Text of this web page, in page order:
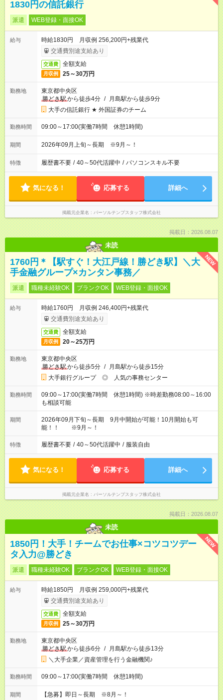
1830円の信託銀行
派遣 WEB登録・面接OK
給与
時給1830円 月収例 256,200円+残業代
交通費別途支給あり
交通費 全額支給
月収例 25～30万円
勤務地
東京都中央区
勝どき駅から徒歩4分 / 月島駅から徒歩9分
大手の信託銀行 ★ 外国証券のチーム
勤務時間 09:00～17:00(実働7時間 休憩1時間)
期間 2026年09月上旬～長期 ※9月～！
特徴 履歴書不要 / 40～50代活躍中 / パソコンスキル不要
気になる！ 応募する 詳細へ
掲載元企業名 パーソルテンプスタッフ株式会社
掲載日：2026.08.07
未読
NEW
1760円＊【駅すぐ！大江戸線！勝どき駅】＼大
手金融グループ×カンタン事務／
派遣 職種未経験OK ブランクOK WEB登録・面接OK
給与
時給1760円 月収例 246,400円+残業代
交通費別途支給あり
交通費 全額支給
月収例 20～25万円
勤務地
東京都中央区
勝どき駅から徒歩5分 / 月島駅から徒歩15分
大手銀行グループ ◎ 人気の事務センター
勤務時間
09:00～17:00(実働7時間 休憩1時間) ※時差勤務08:00～16:00
も相談可能
期間
2026年09月下旬～長期 9月中開始が可能！10月開始も可
能！！ ※9月～！
特徴 履歴書不要 / 40～50代活躍中 / 服装自由
気になる！ 応募する 詳細へ
掲載元企業名 パーソルテンプスタッフ株式会社
掲載日：2026.08.07
未読
NEW
1850円！大手！チームでお仕事×コツコツデー
タ入力@勝どき
派遣 職種未経験OK ブランクOK WEB登録・面接OK
給与
時給1850円 月収例 259,000円+残業代
交通費別途支給あり
交通費 全額支給
月収例 25～30万円
勤務地
東京都中央区
勝どき駅から徒歩6分 / 月島駅から徒歩13分
＼大手企業／資産管理を行う金融機関♪
勤務時間 09:00～17:00(実働7時間 休憩1時間)
期間 【急募】即日～長期 ※8月～！